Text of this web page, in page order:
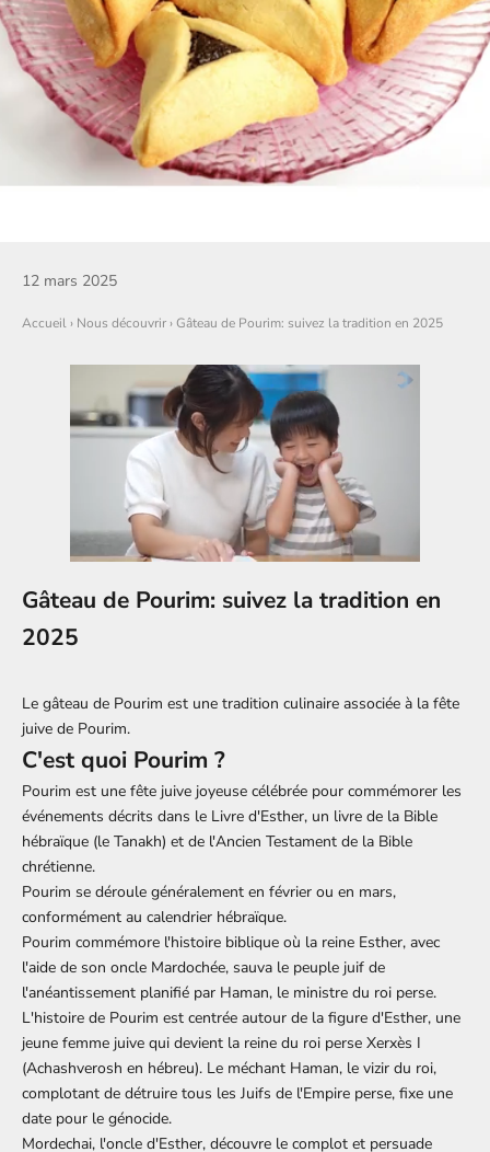
12 mars 2025
Accueil› Nous découvrir›Gâteau de Pourim: suivez la tradition en 2025
Gâteau de Pourim: suivez la tradition en
2025
Le gâteau de Pourim est une tradition culinaire associée à la fête
juive de Pourim.
C'est quoi Pourim ?
Pourim est une fête juive joyeuse célébrée pour commémorer les
événements décrits dans le Livre d'Esther, un livre de la Bible
hébraïque (le Tanakh) et de l'Ancien Testament de la Bible
chrétienne.
Pourim se déroule généralement en février ou en mars,
conformément au calendrier hébraïque.
Pourim commémore l'histoire biblique où la reine Esther, avec
l'aide de son oncle Mardochée, sauva le peuple juif de
l'anéantissement planifié par Haman, le ministre du roi perse.
L'histoire de Pourim est centrée autour de la figure d'Esther, une
jeune femme juive qui devient la reine du roi perse Xerxès I
(Achashverosh en hébreu). Le méchant Haman, le vizir du roi,
complotant de détruire tous les Juifs de l'Empire perse, fixe une
date pour le génocide.
Mordechai, l'oncle d'Esther, découvre le complot et persuade